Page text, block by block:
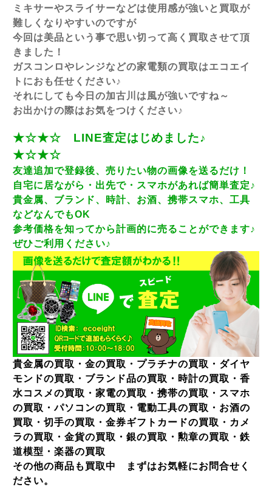
ミキサーやスライサーなどは使用感が強いと買取が
難しくなりやすいのですが
今回は美品という事で思い切って高く買取させて頂
きました！
ガスコンロやレンジなどの家電類の買取はエコエイ
トにおも任せください♪
それにしても今日の加古川は風が強いですね～
お出かけの際はお気をつけください♪
★☆★☆ LINE査定はじめました♪
★☆★☆
友達追加で登録後、売りたい物の画像を送るだけ！
自宅に居ながら・出先で・スマホがあれば簡単査定♪
貴金属、ブランド、時計、お酒、携帯スマホ、工具
などなんでもOK
参考価格を知ってから計画的に売ることができます♪
ぜひご利用ください♪
貴金属の買取・金の買取・プラチナの買取・ダイヤ
モンドの買取・ブランド品の買取・時計の買取・香
水コスメの買取・家電の買取・携帯の買取・スマホ
の買取・パソコンの買取・電動工具の買取・お酒の
買取・切手の買取・金券ギフトカードの買取・カメ
ラの買取・金貨の買取・銀の買取・勲章の買取・鉄
道模型・楽器の買取
その他の商品も買取中 まずはお気軽にお問合せく
ださい。